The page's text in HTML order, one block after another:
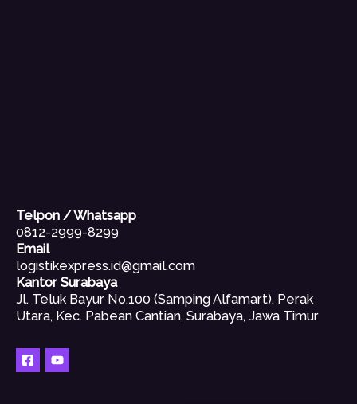
Telpon / Whatsapp
0812-2999-8299
Email
logistikexpress.id@gmail.com
Kantor Surabaya
Jl. Teluk Bayur No.100 (Samping Alfamart), Perak
Utara, Kec. Pabean Cantian, Surabaya, Jawa Timur